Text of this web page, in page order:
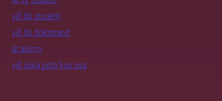
vill bli student
vill bli doktorand
är alumn
vill söka jobb hos oss